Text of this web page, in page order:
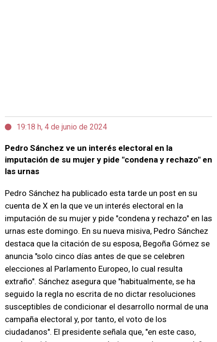
19:18 h, 4 de junio de 2024
Pedro Sánchez ve un interés electoral en la
imputación de su mujer y pide "condena y rechazo" en
las urnas
Pedro Sánchez ha publicado esta tarde un post en su
cuenta de X en la que ve un interés electoral en la
imputación de su mujer y pide "condena y rechazo" en las
urnas este domingo. En su nueva misiva, Pedro Sánchez
destaca que la citación de su esposa, Begoña Gómez se
anuncia "solo cinco días antes de que se celebren
elecciones al Parlamento Europeo, lo cual resulta
extraño". Sánchez asegura que "habitualmente, se ha
seguido la regla no escrita de no dictar resoluciones
susceptibles de condicionar el desarrollo normal de una
campaña electoral y, por tanto, el voto de los
ciudadanos". El presidente señala que, "en este caso,